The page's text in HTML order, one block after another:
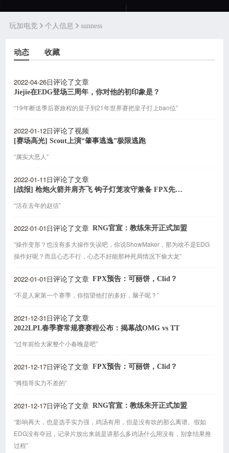
玩加电竞 个人信息 sunness
动态 收藏
2022-04-26日评论了文章
Jiejie在EDG登场三周年，你对他的初印象是？
“19年断送季后赛旅程的皇子到21年世界赛把皇子打上ban位”
2022-01-12日评论了视频
[赛场高光] Scout上演“肇事逃逸”极限逃跑
“属实大恶人”
2022-01-11日评论了文章
[战报] 枪炮火箭并肩齐飞 钩子灯笼攻守兼备 FPX先赢一局
“活在去年的赵信”
2022-01-01日评论了文章 RNG官宣：教练朱开正式加盟
“操作变形？也没有多大操作失误吧，你说ShowMaker，那为啥不是EDG
操作好呢？而且心态不行，心态不好能那种死局情况下偷大龙”
2022-01-01日评论了文章 FPX预告：可丽饼，Clid？
“不是人家第一个赛季，你指望他打的多好，脑子呢？”
2021-12-31日评论了文章
2022LPL春季赛常规赛赛程公布：揭幕战OMG vs TT
“过年前给大家整个小春晚是吧”
2021-12-17日评论了文章 FPX预告：可丽饼，Clid？
“拇指哥实力不差的”
2021-12-17日评论了文章 RNG官宣：教练朱开正式加盟
“影响再大，也是选手实力强，鸡汤有用，但是没有吹的那么离谱。假如
EDG没有夺冠，记录片放出来就是讲那么多鸡汤什么用没有，别拿结果推
过程”